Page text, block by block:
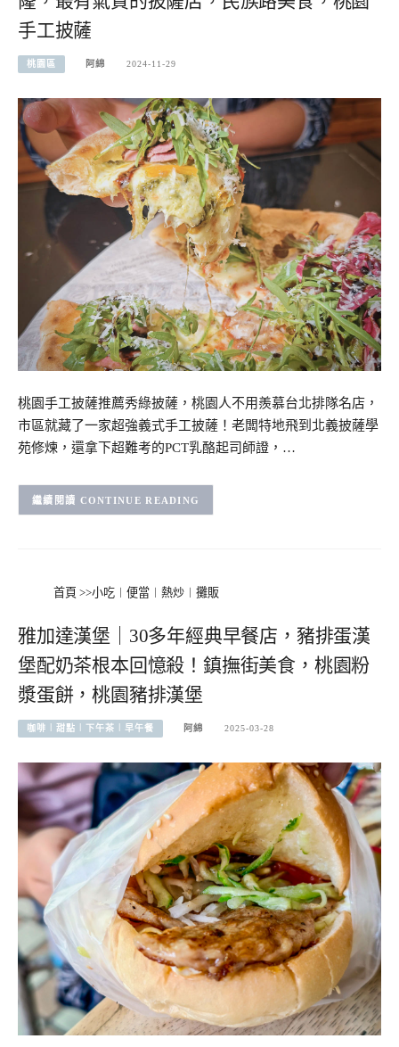
手工披薩
桃園區 阿綿 2024-11-29
桃園手工披薩推薦秀綠披薩，桃園人不用羨慕台北排隊名店，
市區就藏了一家超強義式手工披薩！老闆特地飛到北義披薩學
苑修煉，還拿下超難考的PCT乳酪起司師證，…
CONTINUE READING
首頁 >>小吃︱便當︱熱炒︱攤販
雅加達漢堡｜30多年經典早餐店，豬排蛋漢
堡配奶茶根本回憶殺！鎮撫街美食，桃園粉
漿蛋餅，桃園豬排漢堡
咖啡︱甜點︱下午茶︱早午餐 阿綿 2025-03-28